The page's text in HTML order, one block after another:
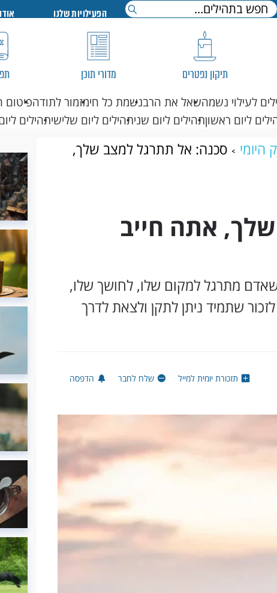
הפעילויות שלנו
תיקון נפטרים מדורי תוכן
לעילוי נשמהשאל את הרבנשמת כל חימזמור לתודהפיטום
ליום ראשוןתהילים ליום שניתהילים ליום שלישיתהילים
היומי
סכנה: אל תתרגל למצב שלך,
אתה חייב
מתרגל למקום שלו, לחושך שלו,
שתמיד ניתן לתקן ולצאת לדרך
תזכורת יומית למייל שלח לחבר הדפסה